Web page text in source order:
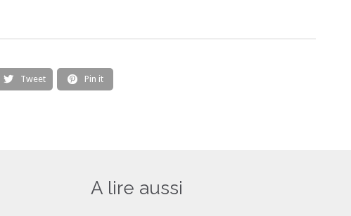
 Tweet  Pin it
A lire aussi